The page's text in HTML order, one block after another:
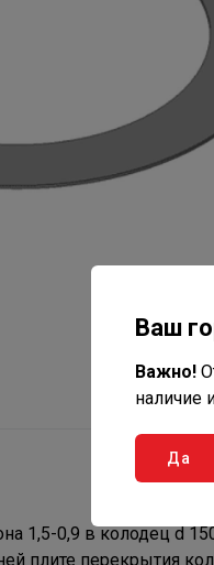
1,5-0,9 в колодец d
плите перекрытия
Ваш
Важно!
наличие
Да